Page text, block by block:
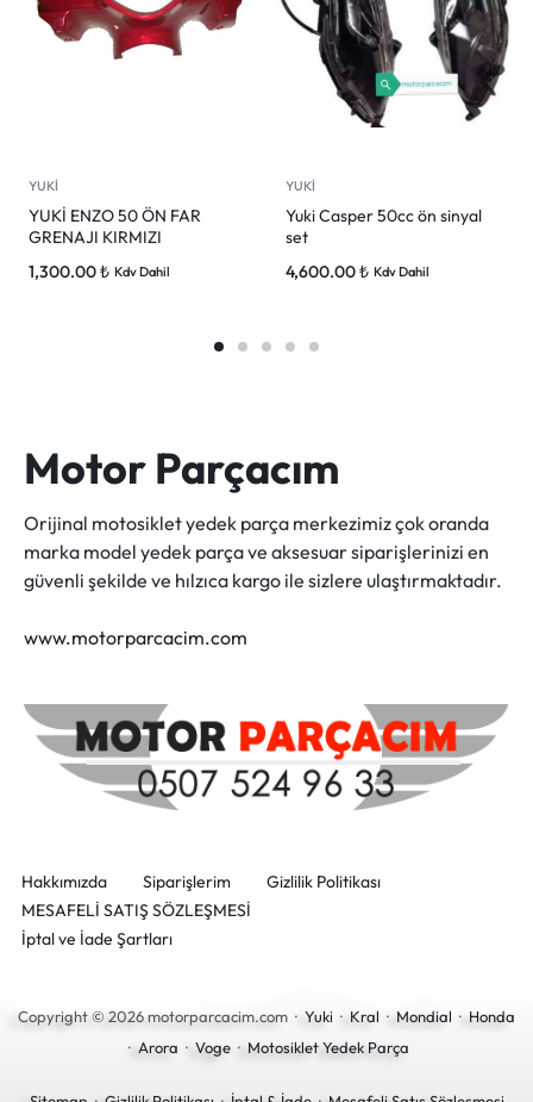
YUKİ
YUKİ ENZO 50 ÖN FAR
GRENAJI KIRMIZI
1,300.00₺ Kdv Dahil
YUKİ
Yuki Casper 50cc ön sinyal
set
4,600.00₺ Kdv Dahil
Motor Parçacım
Orijinal motosiklet yedek parça merkezimiz çok oranda
marka model yedek parça ve aksesuar siparişlerinizi en
güvenli şekilde ve hılzıca kargo ile sizlere ulaştırmaktadır.
www.motorparcacim.com
Hakkımızda Siparişlerim
Gizlilik Politikası
MESAFELİ SATIŞ SÖZLEŞMESİ
İptal ve İade Şartları
Copyright © 2026 motorparcacim.com · Yuki · Kral · Mondial · Honda
· Arora · Voge· Motosiklet Yedek Parça